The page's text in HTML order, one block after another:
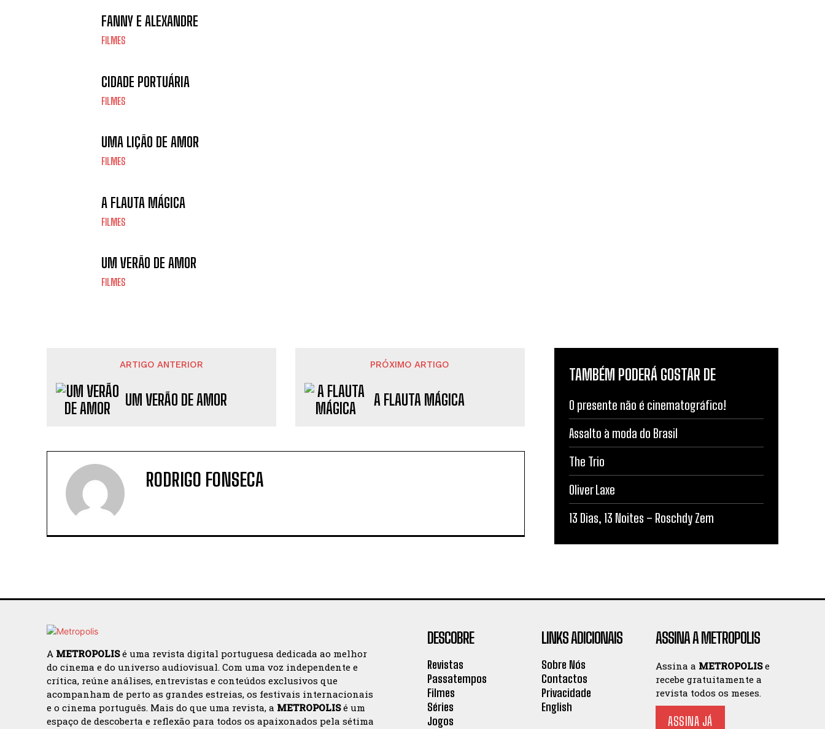
FANNY E ALEXANDRE
FILMES
CIDADE PORTUÁRIA
FILMES
UMA LIÇÃO DE AMOR
FILMES
A FLAUTA MÁGICA
FILMES
UM VERÃO DE AMOR
FILMES
ARTIGO ANTERIOR
UM VERÃO DE AMOR
PRÓXIMO ARTIGO
A FLAUTA MÁGICA
RODRIGO FONSECA
TAMBÉM PODERÁ GOSTAR DE
O presente não é cinematográfico!
Assalto à moda do Brasil
The Trio
Oliver Laxe
13 Dias, 13 Noites – Roschdy Zem
A METROPOLISé uma revista digital portuguesa dedicada ao melhor
do cinema e do universo audiovisual. Com uma voz independente e
crítica, reúne análises, entrevistas e conteúdos exclusivos que
acompanham de perto as grandes estreias, os festivais internacionais
e o cinema português. Mais do que uma revista, a METROPOLISé um
espaço de descoberta e reflexão para todos os apaixonados pela sétima
DESCOBRE
Revistas
Passatempos
Filmes
Séries
Jogos
LINKS ADICIONAIS
Sobre Nós
Contactos
Privacidade
English
ASSINA A METROPOLIS
Assina a METROPOLISe
recebe gratuitamente a
revista todos os meses.
ASSINA JÁ